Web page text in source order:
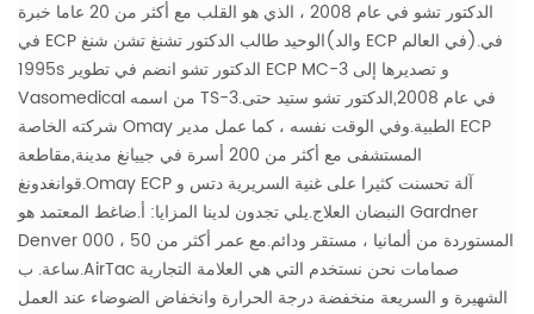
الدكتور تشو في عام 2008 ، الذي هو القلب مع أكثر من 20 عاما خبرة
في ECP الوحيد طالب الدكتور تشنغ تشن شنغ(والد ECP في العالم).في
1995s الدكتور تشو انضم في تطوير ECP MC-3 و تصديرها إلى
Vasomedical من اسمه TS-3.في عام 2008,الدكتور تشو ستيد حتى
شركته الخاصة Omay الطبية.وفي الوقت نفسه ، كما عمل مدير ECP
المستشفى مع أكثر من 200 أسرة في جييانغ مدينة,مقاطعة
قوانغدونغ.Omay ECP آلة تحسنت كثيرا على غنية السريرية دتس و
النبضان العلاج.يلي تجدون لدينا المزايا: أ.ضاغط المعتمد هو Gardner
Denver المستوردة من ألمانيا ، مستقر ودائم.مع عمر أكثر من 50 ، 000
ساعة. ب.AirTac صمامات نحن نستخدم التي هي العلامة التجارية
الشهيرة و السريعة منخفضة درجة الحرارة وانخفاض الضوضاء عند العمل